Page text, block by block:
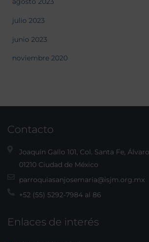
julio 2023
junio 2023
noviembre 2020
Contacto
Joaquín Gallo 101, Col. Santa Fe,
01210 Ciudad de México
parroquiasanjosemaria@isjm.org.mx
+52 (55) 5292-7984 al 86
Enlaces de interés